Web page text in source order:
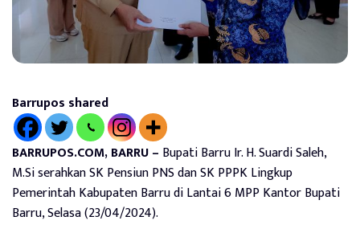
Barrupos shared
BARRUPOS.COM, BARRU – Bupati Barru Ir. H. Suardi Saleh,
M.Si serahkan SK Pensiun PNS dan SK PPPK Lingkup
Pemerintah Kabupaten Barru di Lantai 6 MPP Kantor Bupati
Barru, Selasa (23/04/2024).